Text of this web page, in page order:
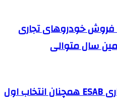
خودروهای تجاری
سال متوالی
چرا محصولات جوشکاری ESAB همچنان انتخاب اول